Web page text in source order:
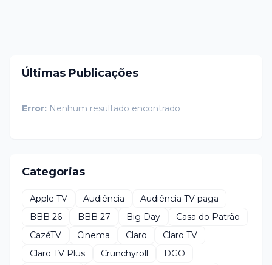
Últimas Publicações
Error: Nenhum resultado encontrado
Categorias
Apple TV Audiência
Audiência TV paga
BBB 26
BBB 27 Big Day
Casa do Patrão
CazéTV
Cinema Claro
Claro TV
Claro TV Plus
Crunchyroll
DGO